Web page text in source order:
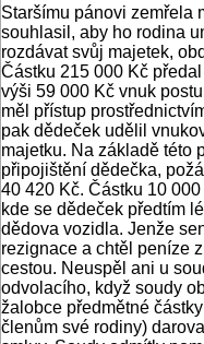
Staršímu pánovi zemřela
souhlasil, aby ho rodina
rozdávat svůj majetek,
Částku 215 000 Kč
výši 59 000 Kč vnuk
měl přístup
pak dědeček udělil
majetku. Na základě této
připojištění dědečka,
40 420 Kč. Částku 10
kde se dědeček předtím
dědova vozidla. Jenže
rezignace a chtěl peníze
cestou. Neuspěl ani u
odvolacího, když soudy
žalobce předmětné
členům své rodiny)